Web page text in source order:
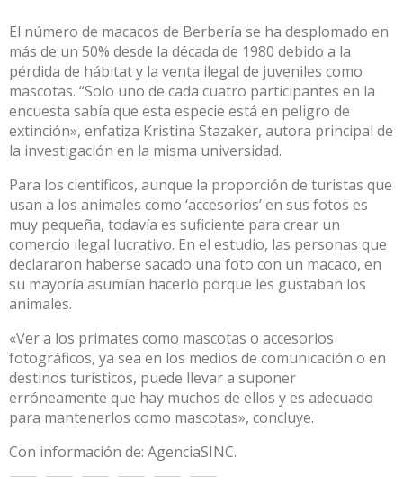
El número de macacos de Berbería se ha desplomado en
más de un 50% desde la década de 1980 debido a la
pérdida de hábitat y la venta ilegal de juveniles como
mascotas. “Solo uno de cada cuatro participantes en la
encuesta sabía que esta especie está en peligro de
extinción», enfatiza Kristina Stazaker, autora principal de
la investigación en la misma universidad.
Para los científicos, aunque la proporción de turistas que
usan a los animales como ‘accesorios’ en sus fotos es
muy pequeña, todavía es suficiente para crear un
comercio ilegal lucrativo. En el estudio, las personas que
declararon haberse sacado una foto con un macaco, en
su mayoría asumían hacerlo porque les gustaban los
animales.
«Ver a los primates como mascotas o accesorios
fotográficos, ya sea en los medios de comunicación o en
destinos turísticos, puede llevar a suponer
erróneamente que hay muchos de ellos y es adecuado
para mantenerlos como mascotas», concluye.
Con información de: AgenciaSINC.